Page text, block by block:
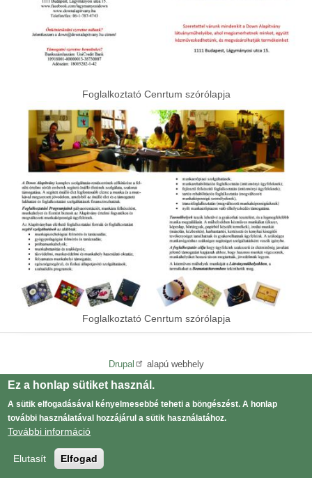
Foglalkoztató Cenrtum szórólapja
Foglalkoztató Cenrtum szórólapja
Drupal alapú webhely
Lábléc
menü
Adatvédelmi tájékoztató
User
menu
Bejelentkezés
Ez a honlap sütiket használ.
A sütik elfogadásával kényelmesebbé teheti a böngészést. A honlap
további használatával hozzájárul a sütik használatához.
További információ
Elutasít Elfogad